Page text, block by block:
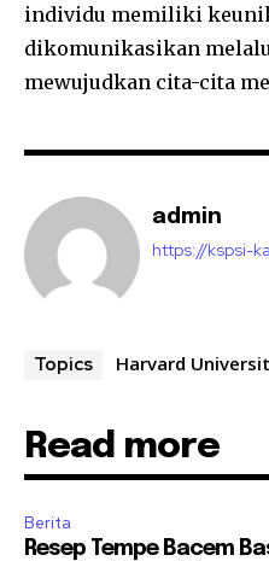
individu memiliki
dikomunikasikan
mewujudkan cita-cita
admin
https://kspsi-
Topics Harvard
Read more
Berita
Resep Tempe Bacem